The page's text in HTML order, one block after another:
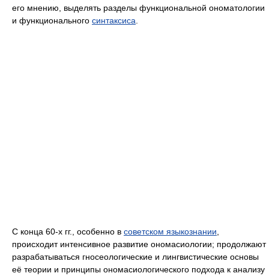
его мнению, выделять разделы функциональной ономатологии
и функционального синтаксиса
С конца 60‑х гг., особенно в советском языкознании
происходит интенсивное развитие ономасиологии; продолжают
разрабатываться гносеологические и лингвистические основы
её теории и принципы ономасиологического подхода к анализу